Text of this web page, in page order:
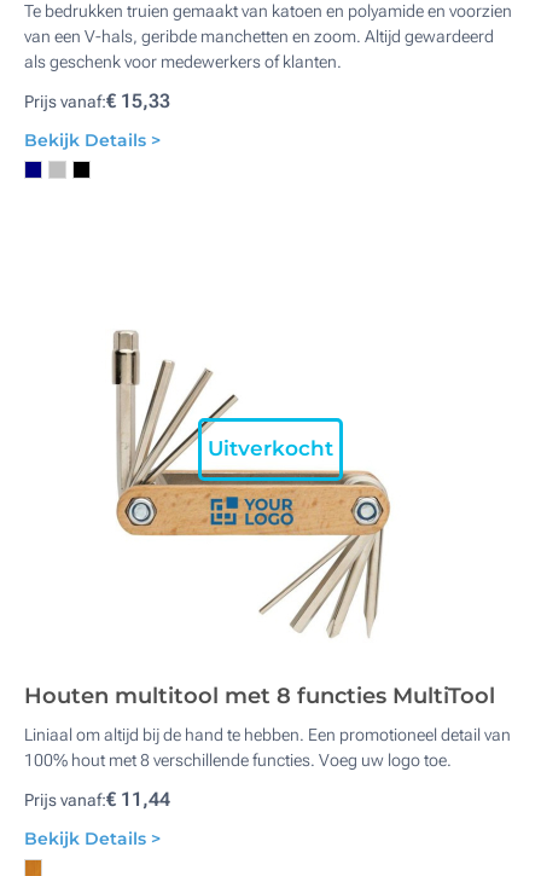
Te bedrukken truien gemaakt van katoen en polyamide en voorzien
van een V-hals, geribde manchetten en zoom. Altijd gewardeerd
als geschenk voor medewerkers of klanten.
Prijs vanaf:€ 15,33
Bekijk Details >
Uitverkocht
Houten multitool met 8 functies MultiTool
Liniaal om altijd bij de hand te hebben. Een promotioneel detail van
100% hout met 8 verschillende functies. Voeg uw logo toe.
Prijs vanaf:€ 11,44
Bekijk Details >